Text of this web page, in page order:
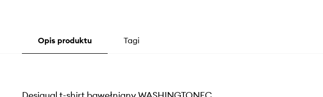
Opis produktu Tagi